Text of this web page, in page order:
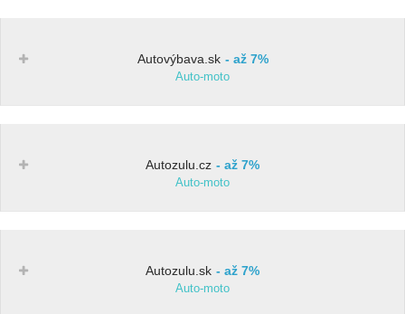
Autovýbava.sk až 7%
Auto-moto
Autozulu.cz až 7%
Auto-moto
Autozulu.sk až 7%
Auto-moto